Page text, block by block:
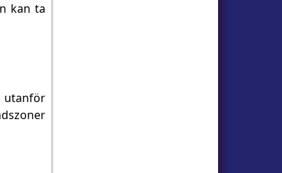
kan ta
utanför